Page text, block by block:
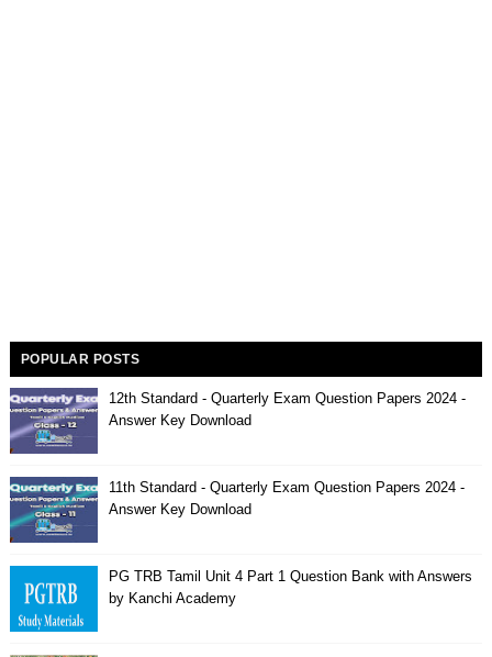
POPULAR POSTS
12th Standard - Quarterly Exam Question Papers 2024 -
Answer Key Download
11th Standard - Quarterly Exam Question Papers 2024 -
Answer Key Download
PG TRB Tamil Unit 4 Part 1 Question Bank with Answers
by Kanchi Academy